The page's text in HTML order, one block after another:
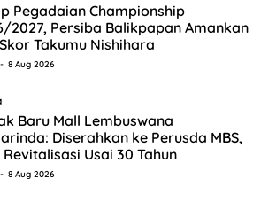
Pegadaian Championship
2027, Persiba Balikpapan Amankan
Takumu Nishihara
8 Aug 2026
Baru Mall Lembuswana
Diserahkan ke Perusda MBS,
Revitalisasi Usai 30 Tahun
8 Aug 2026